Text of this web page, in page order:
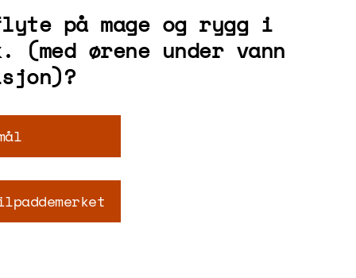
på mage og rygg i
(med ørene under vann